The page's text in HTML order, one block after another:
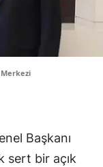
Merkezi
Başkanı
sert bir açık